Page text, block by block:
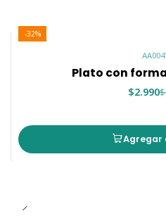
-32%
Plato con
$2.990
Agregar